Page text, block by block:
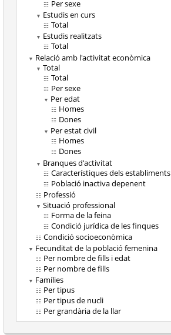
Per sexe
Estudis en curs
Total
Estudis realitzats
Total
Relació amb l'activitat econòmica
Total
Total
Per sexe
Per edat
Homes
Dones
Per estat civil
Homes
Dones
Branques d'activitat
Característiques dels establiments
Població inactiva depenent
Professió
Situació professional
Forma de la feina
Condició jurídica de les finques
Condició socioeconòmica
Fecunditat de la població femenina
Per nombre de fills i edat
Per nombre de fills
Famílies
Per tipus
Per tipus de nucli
Per grandària de la llar